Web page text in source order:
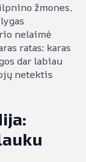
žmones,
nelaimė
ratas: karas
dar labiau
netektis